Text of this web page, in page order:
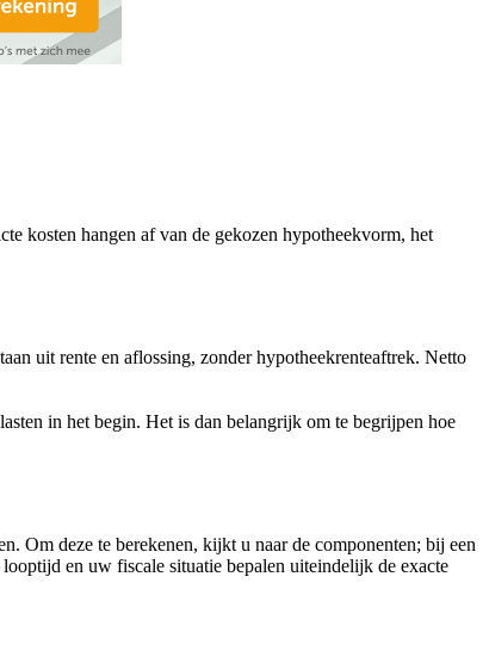
kosten hangen af van de gekozen hypotheekvorm, het
uit rente en aflossing, zonder hypotheekrenteaftrek. Netto
in het begin. Het is dan belangrijk om te begrijpen hoe
Om deze te berekenen, kijkt u naar de componenten; bij een
en uw fiscale situatie bepalen uiteindelijk de exacte